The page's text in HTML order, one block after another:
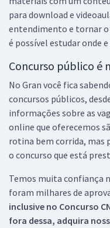
para download e
entendimento e tornar o
é possível estudar onde e
Concurso público é
No Gran você fica
concursos públicos,
informações sobre as
online que oferecemos
rotina bem corrida, mas
o concurso que está
Temos muita confiança
foram milhares de
inclusive no Concurso
fora dessa, adquira